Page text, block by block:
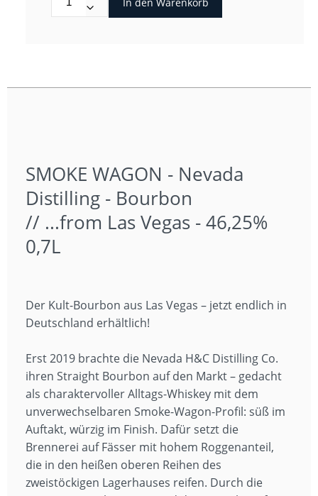
SMOKE WAGON - Nevada
Distilling - Bourbon
// ...from Las Vegas - 46,25%
0,7L
Der Kult-Bourbon aus Las Vegas – jetzt endlich in
Deutschland erhältlich!
Erst 2019 brachte die Nevada H&C Distilling Co.
ihren Straight Bourbon auf den Markt – gedacht
als charaktervoller Alltags-Whiskey mit dem
unverwechselbaren Smoke-Wagon-Profil: süß im
Auftakt, würzig im Finish. Dafür setzt die
Brennerei auf Fässer mit hohem Roggenanteil,
die in den heißen oberen Reihen des
zweistöckigen Lagerhauses reifen. Durch die